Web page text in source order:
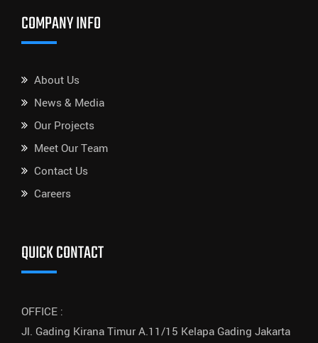
COMPANY INFO
About Us
News & Media
Our Projects
Meet Our Team
Contact Us
Careers
QUICK CONTACT
OFFICE :
Jl. Gading Kirana Timur A.11/15 Kelapa Gading Jakarta